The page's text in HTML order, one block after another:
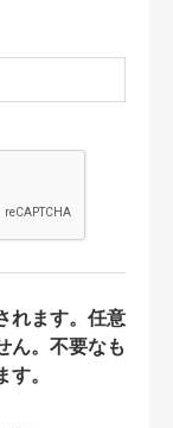
れます。任意
ん。不要なも
。